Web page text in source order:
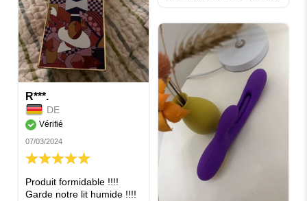
aucun n'est comparable à
celui-ci. Je le recommande
vivement, 10 sur 10. Il
faudrait simplement
ajuster légèrement la
vitesse de stimulation
clitoridienne, pas
beaucoup, juste un peu.
Parce que lorsque vous
atteignez l'apogée, il arrive
que vous deveniez trop
sensible pour en profiter
pleinement. Donc, il
faudrait ralentir un peu,
R***.
DE
Vérifié
07/03/2024
100%
Produit formidable !!!!
Garde notre lit humide !!!!